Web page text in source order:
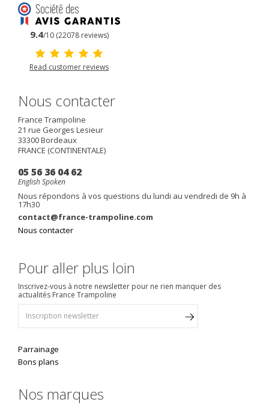
9.4/10 (22078 reviews)
Read customer reviews
Nous contacter
France Trampoline
21 rue Georges Lesieur
33300Bordeaux
FRANCE (CONTINENTALE)
05 56 36 04 62
English Spoken
Nous répondons à vos questions du lundi au vendredi de 9h à
17h30
contact@france-trampoline.com
Nous contacter
Pour aller plus loin
Inscrivez-vous à notre newsletter pour ne rien manquer des
actualités France Trampoline
Parrainage
Bons plans
Nos marques